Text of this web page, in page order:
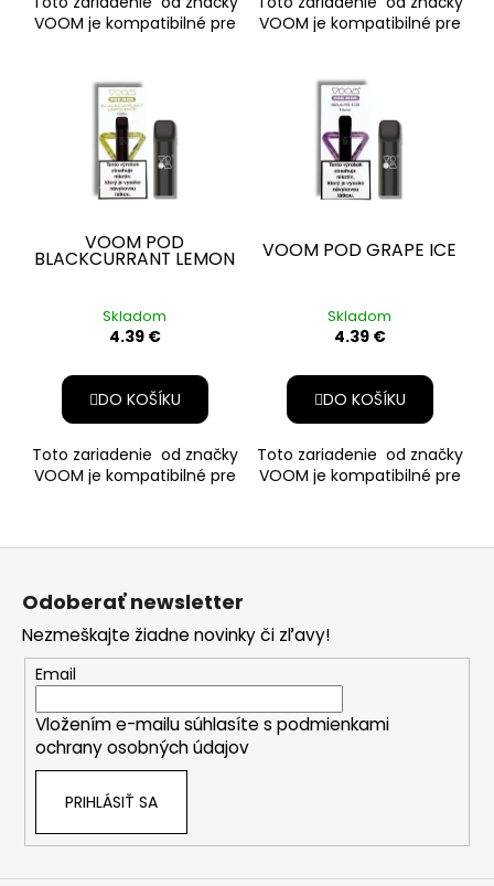
VOOM je kompatibilné pre
10
VOOM je kompatibilné pre
10
VOOM POD
BLACKCURRANT LEMON
Skladom
4.39 €
DO KOŠÍKU
Toto zariadenie od značky
VOOM je kompatibilné pre
VOOM POD GRAPE ICE
Skladom
4.39 €
DO KOŠÍKU
Toto zariadenie od značky
VOOM je kompatibilné pre
Z
Odoberať newsletter
Nezmeškajte žiadne novinky či zľavy!
Email
Vložením e-mailu súhlasíte s podmienkami
ochrany osobných údajov
PRIHLÁSIŤ SA